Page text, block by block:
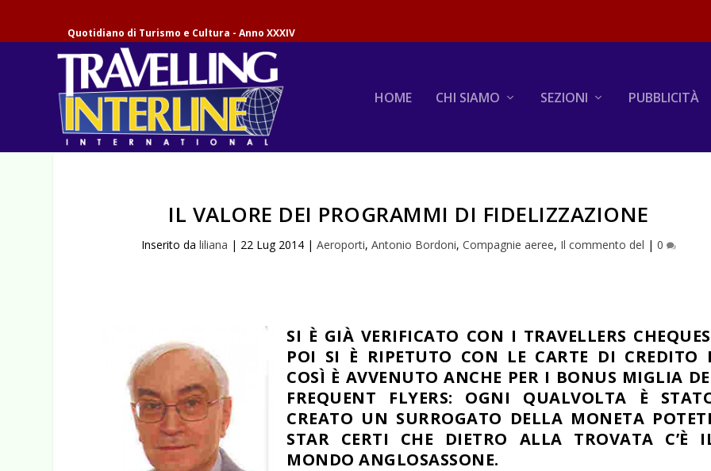
Quotidiano di Turismo e Cultura - Anno XXXIV
HOME CHI SIAMO SEZIONI PUBBLICITÀ
IL VALORE DEI PROGRAMMI DI FIDELIZZAZIONE
Inserito da liliana | 22 Lug 2014| Aeroporti, Antonio Bordoni, Compagnie aeree, Il commento del | 0
SI È GIÀ VERIFICATO CON I TRAVELLERS
POI SI È RIPETUTO CON LE CARTE DI CREDITO
COSÌ È AVVENUTO ANCHE PER I BONUS MIGLIA
FREQUENT FLYERS: OGNI QUALVOLTA È
CREATO UN SURROGATO DELLA MONETA
STAR CERTI CHE DIETRO ALLA TROVATA C’È
MONDO ANGLOSASSONE.